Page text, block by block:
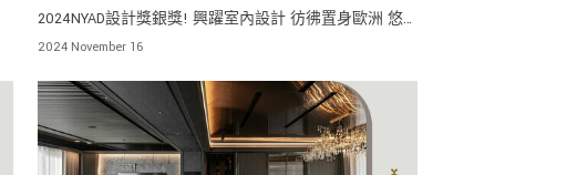
2024NYAD設計獎銀獎! 興躍室內設計 彷彿置身歐洲 悠
閒享受下午茶時光
2024 November 16